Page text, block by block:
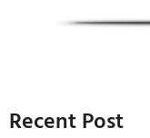
Recent Post